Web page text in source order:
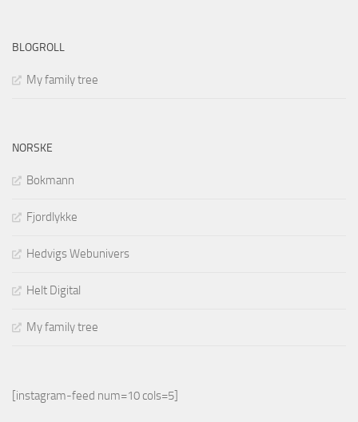
BLOGROLL
My family tree
NORSKE
Bokmann
Fjordlykke
Hedvigs Webunivers
Helt Digital
My family tree
[instagram-feed num=10 cols=5]